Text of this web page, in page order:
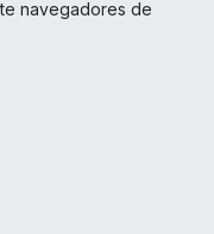
navegadores de